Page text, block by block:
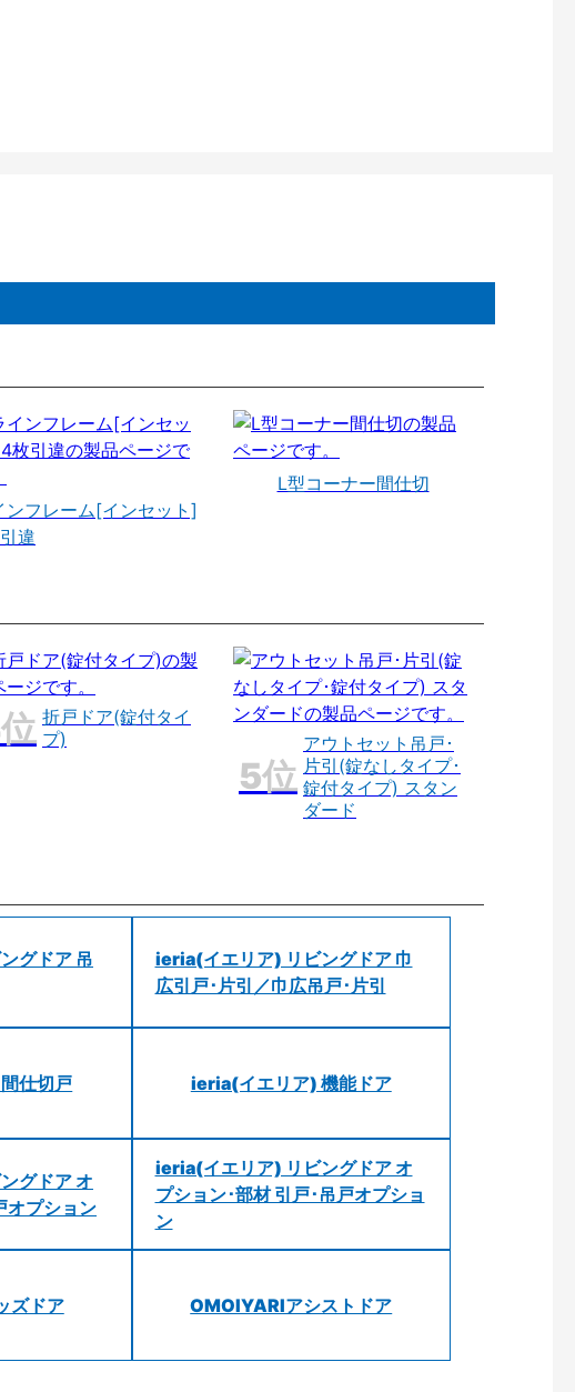
ンフレーム[インセット]
違
L型コーナー間仕切
折戸ドア(錠付タイ
プ)
アウトセット吊戸･
片引(錠なしタイプ･
錠付タイプ) スタン
ダード
グドア 吊
ieria(イエリア) リビングドア 巾
広引戸･片引／巾広吊戸･片引
仕切戸 ieria(イエリア) 機能ドア
グドア オ
オプション
ieria(イエリア) リビングドア オ
プション･部材 引戸･吊戸オプショ
ン
ズドア OMOIYARIアシストドア